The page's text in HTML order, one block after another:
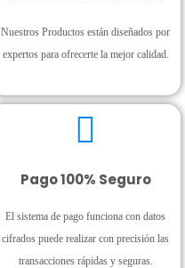
Nuestros Productos están diseñados por
expertos para ofrecerte la mejor calidad.
Pago 100% Seguro
El sistema de pago funciona con datos
cifrados puede realizar con precisión las
transacciones rápidas y seguras.